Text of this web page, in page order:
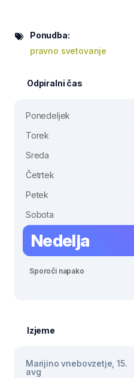
Ponudba:
pravno svetovanje
Odpiralni čas
Ponedeljek
Torek
Sreda
Četrtek
Petek
Sobota
Nedelja
Sporoči napako
Izjeme
Marijino vnebovzetje, 15.
avg